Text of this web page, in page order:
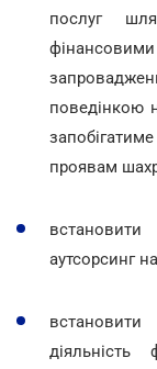
послуг
поведінкою
проявам
аутсорсинг